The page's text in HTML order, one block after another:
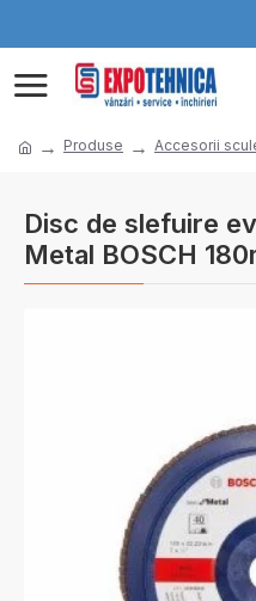
Produse Accesorii
Disc de slefuire
Metal BOSCH